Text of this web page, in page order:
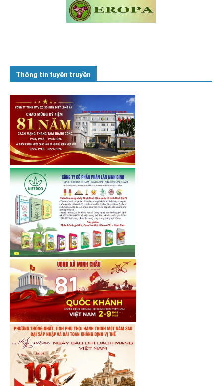
Thông tin tuyên truyền